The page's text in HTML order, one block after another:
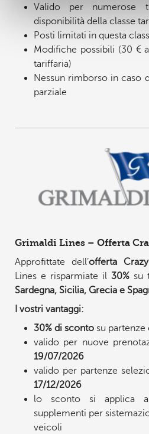
Valido per numerose
disponibilità della classe
Posti limitati in questa
Modifiche possibili (30 €
tariffaria)
Nessun rimborso in caso
parziale
Grimaldi Lines – Offerta
Approfittate dell’offerta
Lines e risparmiate il 30% su
Sardegna, Sicilia, Grecia e
I vostri vantaggi:
30% di scontosu partenze
valido per nuove
19/07/2026
valido per partenze
17/12/2026
lo sconto si applica
supplementi per
veicoli